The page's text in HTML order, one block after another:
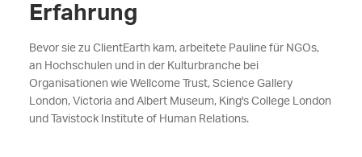
Erfahrung
Bevor sie zu ClientEarth kam, arbeitete Pauline für NGOs,
an Hochschulen und in der Kulturbranche bei
Organisationen wie Wellcome Trust, Science Gallery
London, Victoria and Albert Museum, King's College London
und Tavistock Institute of Human Relations.